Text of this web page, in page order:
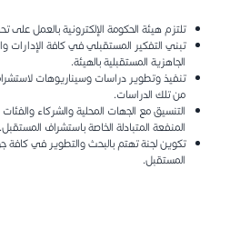
تلتزم هيئة الحكومة الإلكترونية بالعمل على
تبني التفكير المستقبلي في كافة الإدارات
الجاهزية المستقبلية بالهيئة.
تنفيذ وتطوير دراسات وسيناريوهات
من تلك الدراسات.
التنسيق مع الجهات المحلية والشركاء
المنفعة المتبادلة الخاصة باستشراف المستقبل.
تكوين لجنة تهتم بالبحث والتطوير في
المستقبل.